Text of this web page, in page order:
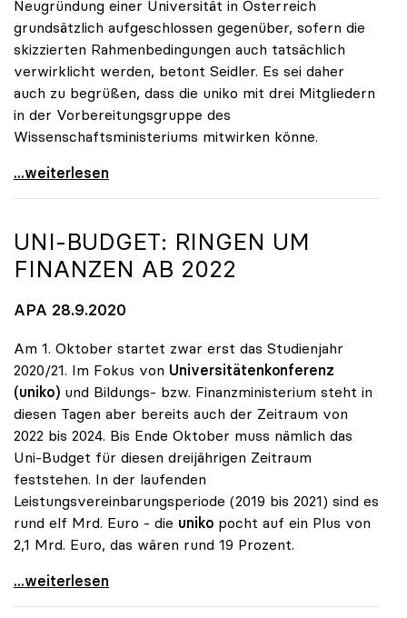
Neugründung einer Universität in Österreich
grundsätzlich aufgeschlossen gegenüber, sofern die
skizzierten Rahmenbedingungen auch tatsächlich
verwirklicht werden, betont Seidler. Es sei daher
auch zu begrüßen, dass die uniko mit drei Mitgliedern
in der Vorbereitungsgruppe des
Wissenschaftsministeriums mitwirken könne.
uniko steht Neugründung der TU Oberösterreich
...weiterlesen
UNI-BUDGET: RINGEN UM
FINANZEN AB 2022
APA 28.9.2020
Am 1. Oktober startet zwar erst das Studienjahr
2020/21. Im Fokus von Universitätenkonferenz
(uniko) und Bildungs- bzw. Finanzministerium steht in
diesen Tagen aber bereits auch der Zeitraum von
2022 bis 2024. Bis Ende Oktober muss nämlich das
Uni-Budget für diesen dreijährigen Zeitraum
feststehen. In der laufenden
Leistungsvereinbarungsperiode (2019 bis 2021) sind es
rund elf Mrd. Euro - die uniko pocht auf ein Plus von
2,1 Mrd. Euro, das wären rund 19 Prozent.
Uni-Budget: Ringen um Finanzen ab 2022
...weiterlesen